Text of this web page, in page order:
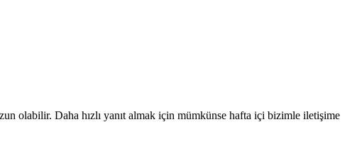
olabilir. Daha hızlı yanıt almak için mümkünse hafta içi bizimle iletişime